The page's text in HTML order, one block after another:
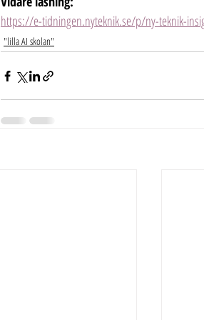
https://e-tidningen.nyteknik.se/p/ny-teknik-
"lilla AI skolan"